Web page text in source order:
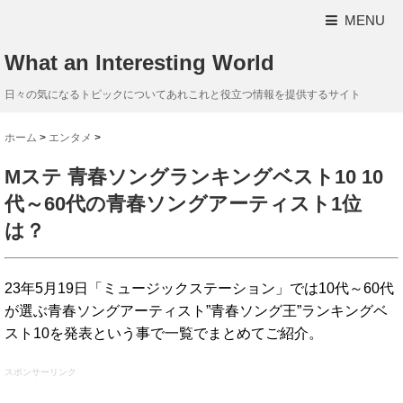
MENU
What an Interesting World
日々の気になるトピックについてあれこれと役立つ情報を提供するサイト
ホーム > エンタメ >
Mステ 青春ソングランキングベスト10 10
代～60代の青春ソングアーティスト1位
は？
23年5月19日「ミュージックステーション」では10代～60代
が選ぶ青春ソングアーティスト”青春ソング王”ランキングベ
スト10を発表という事で一覧でまとめてご紹介。
スポンサーリンク